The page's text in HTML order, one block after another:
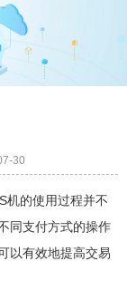
30
机的使用过程并不
同支付方式的操作
以有效地提高交易